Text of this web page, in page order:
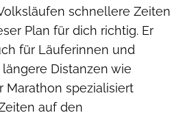
schnellere Zeiten
Plan für dich richtig. Er
für Läuferinnen und
Distanzen wie
Marathon spezialisiert
auf den